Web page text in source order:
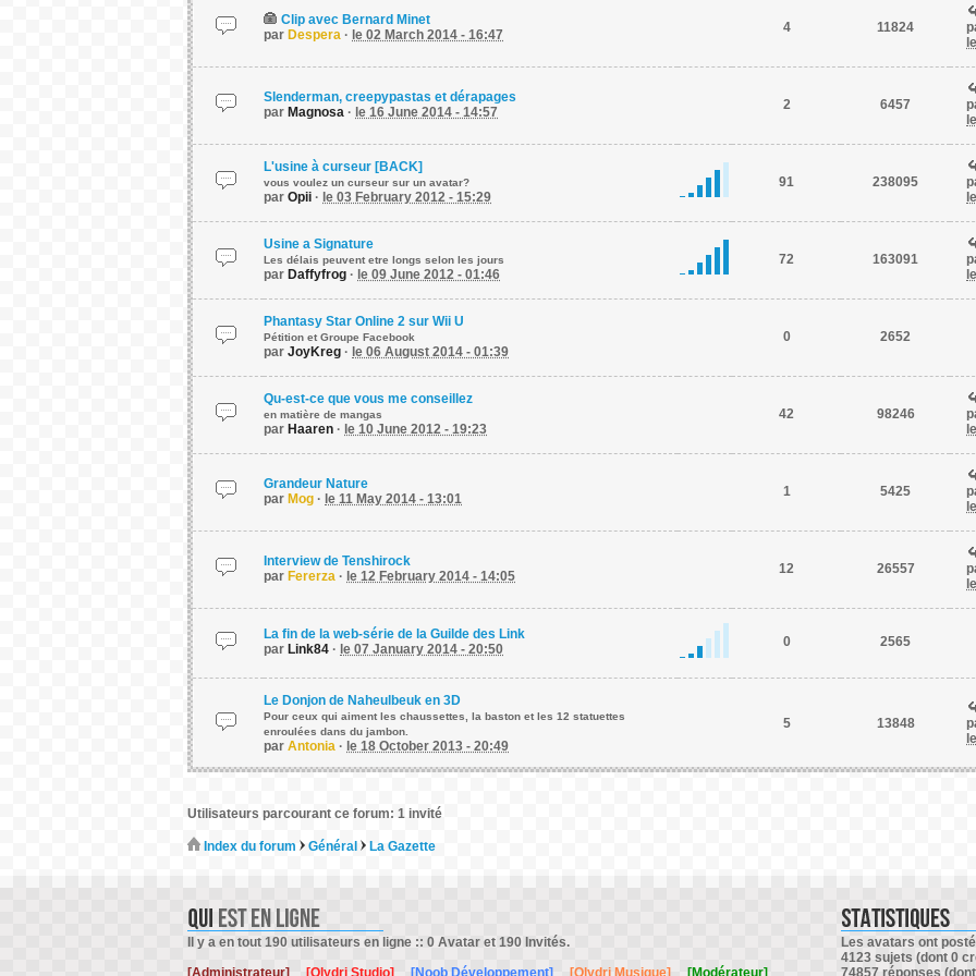
Clip avec Bernard Minet
par Despera · le 02 March 2014 - 16:47 4 11824
Slenderman, creepypastas et dérapages
par Magnosa · le 16 June 2014 - 14:57 2 6457
L'usine à curseur [BACK]
vous voulez un curseur sur un avatar?
par Opii · le 03 February 2012 - 15:29
91 238095
Usine a Signature
Les délais peuvent etre longs selon les jours
par Daffyfrog · le 09 June 2012 - 01:46
72 163091
Phantasy Star Online 2 sur Wii U
Pétition et Groupe Facebook
par JoyKreg · le 06 August 2014 - 01:39
0 2652
Qu-est-ce que vous me conseillez
en matière de mangas
par Haaren · le 10 June 2012 - 19:23
42 98246
Grandeur Nature
par Mog · le 11 May 2014 - 13:01 1 5425
Interview de Tenshirock
par Fererza · le 12 February 2014 - 14:05 12 26557
La fin de la web-série de la Guilde des Link
par Link84 · le 07 January 2014 - 20:50 0 2565
Le Donjon de Naheulbeuk en 3D
Pour ceux qui aiment les chaussettes, la baston et les 12 statuettes
enroulées dans du jambon.
par Antonia · le 18 October 2013 - 20:49
5 13848
Utilisateurs parcourant ce forum: 1 invité
Index du forum Général La Gazette
Il y a en tout 190 utilisateurs en ligne :: 0 Avatar et 190 Invités.
[Administrateur]
[Olydri Studio] [Noob Développement] [Olydri Musique] [Modérateur]
Les avatars ont
4123 sujets (dont 0
74857 réponses